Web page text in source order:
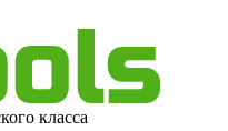
класса